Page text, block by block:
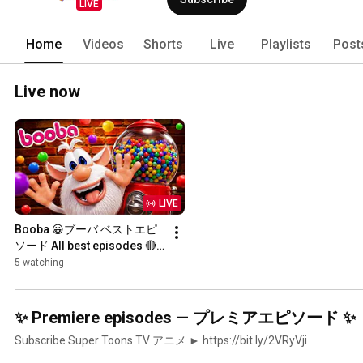
LIVE
Home Videos Shorts Live Playlists
Live now
LIVE
Booba 😀ブーバ ベストエピ
ソード All best episodes 🔴
LIVE 🔴⭐Super Toons TV ア
5 watching
✨ Premiere episodes — プレミアエピソード ✨
Subscribe Super Toons TV アニメ ► https://bit.ly/2VRyVji